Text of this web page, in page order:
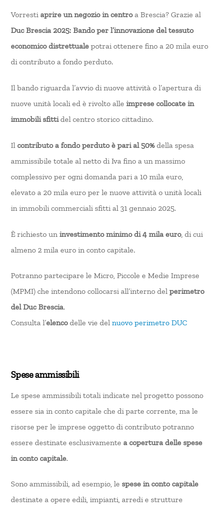
Vorrestiaprire un negozio in centroa Brescia? Grazie al
Duc Brescia 2025: Bando per l’innovazione del tessuto
economico distrettuale potrai ottenere fino a 20 mila euro
di contributo a fondo perduto.
Il bando riguarda l’avvio di nuove attività o l’apertura di
nuove unità locali ed è rivolto alleimprese collocate in
immobili sfittidel centro storico cittadino.
Ilcontributo a fondo perduto è pari al 50% della spesa
ammissibile totale al netto di Iva fino a un massimo
complessivo per ogni domanda pari a 10 mila euro,
elevato a 20 mila euro per le nuove attività o unità locali
in immobili commerciali sfitti al 31 gennaio 2025.
È richiesto uninvestimento minimo di 4 mila euro, di cui
almeno 2 mila euro in conto capitale.
Potranno partecipare le Micro, Piccole e Medie Imprese
(MPMI) che intendono collocarsi all’interno delperimetro
del Duc Brescia.
Consulta l’elencodelle vie delnuovo perimetro DUC
Spese ammissibili
Le spese ammissibili totali indicate nel progetto possono
essere sia in conto capitale che di parte corrente, ma le
risorse per le imprese oggetto di contributo potranno
essere destinate esclusivamentea copertura delle spese
in conto capitale.
Sono ammissibili, ad esempio, lespese in conto capitale
destinate a opere edili, impianti, arredi e strutture